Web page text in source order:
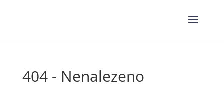
404 - Nenalezeno